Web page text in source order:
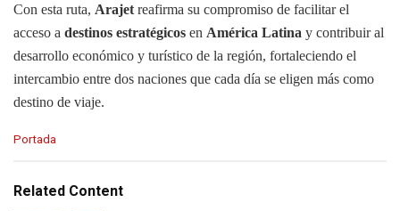
Con esta ruta, Arajet reafirma su compromiso de facilitar el
acceso a destinos estratégicos en América Latina y contribuir al
desarrollo económico y turístico de la región, fortaleciendo el
intercambio entre dos naciones que cada día se eligen más como
destino de viaje.
C
e
Portada
Related Content